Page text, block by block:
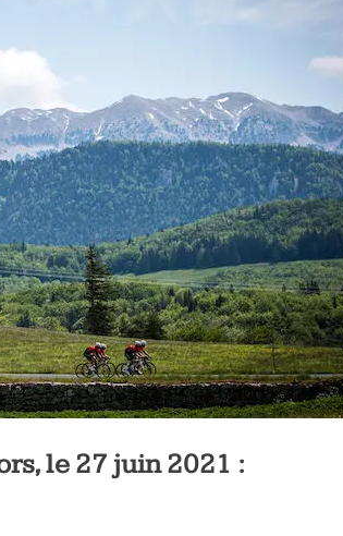
le 27 juin 2021 :